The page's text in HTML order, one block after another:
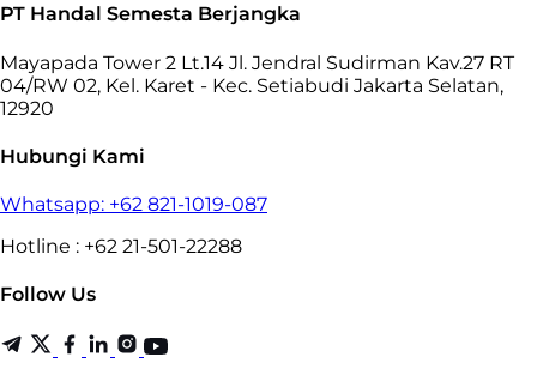
PT Handal Semesta Berjangka
Mayapada Tower 2 Lt.14 Jl. Jendral Sudirman Kav.27 RT
04/RW 02, Kel. Karet - Kec. Setiabudi Jakarta Selatan,
12920
Hubungi Kami
Whatsapp: +62 821-1019-087
Hotline : +62 21-501-22288
Follow Us